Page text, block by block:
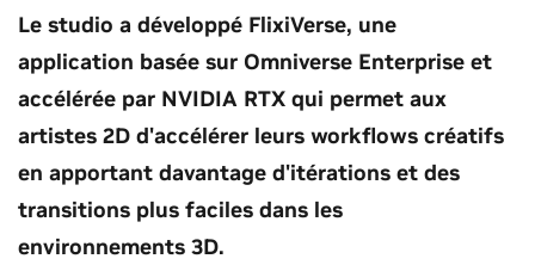
Le studio a développé FlixiVerse, une
application basée sur Omniverse Enterprise et
accélérée par NVIDIA RTX qui permet aux
artistes 2D d'accélérer leurs workflows créatifs
en apportant davantage d'itérations et des
transitions plus faciles dans les
environnements 3D.